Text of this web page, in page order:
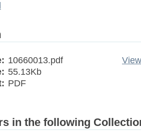
10660013.pdf
55.13Kb
PDF
in the following